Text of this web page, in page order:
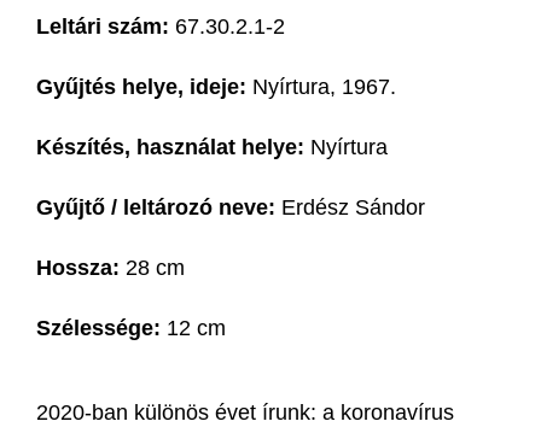
Leltári szám: 67.30.2.1-2
Gyűjtés helye, ideje: Nyírtura, 1967.
Készítés, használat helye: Nyírtura
Gyűjtő / leltározó neve: Erdész Sándor
Hossza: 28 cm
Szélessége: 12 cm
2020-ban különös évet írunk: a koronavírus